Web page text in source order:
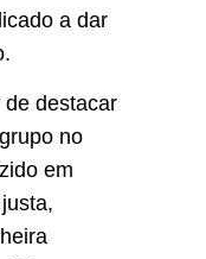
a dar
destacar
no
em